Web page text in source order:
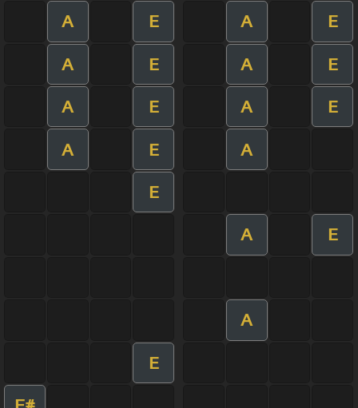
A E A E
A E A E
A E A E
A E A
E
A E
A
E